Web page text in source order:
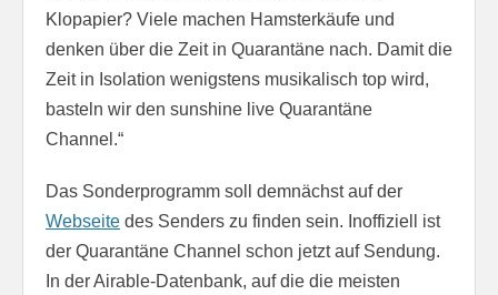
Klopapier? Viele machen Hamsterkäufe und
denken über die Zeit in Quarantäne nach. Damit die
Zeit in Isolation wenigstens musikalisch top wird,
basteln wir den sunshine live Quarantäne
Channel.“
Das Sonderprogramm soll demnächst auf der
Webseite des Senders zu finden sein. Inoffiziell ist
der Quarantäne Channel schon jetzt auf Sendung.
In der Airable-Datenbank, auf die die meisten